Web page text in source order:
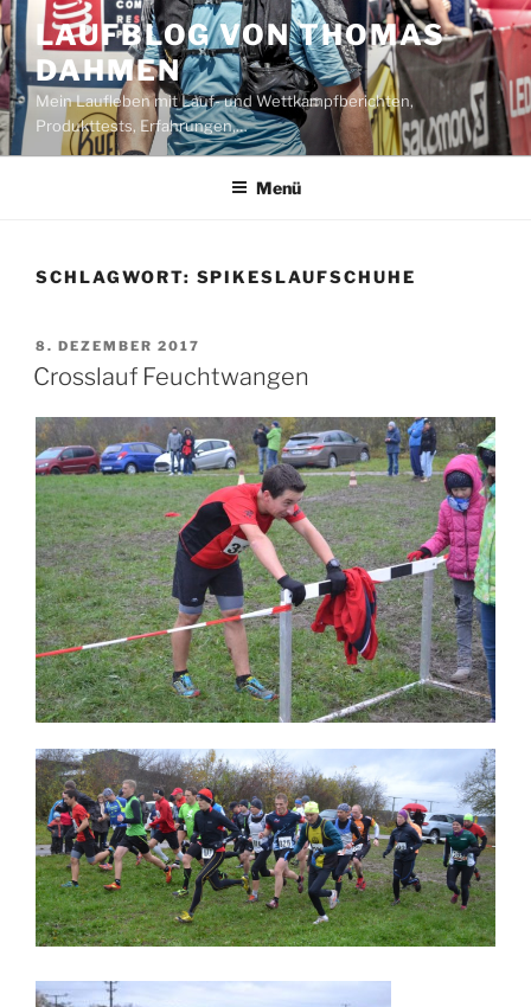
Zum
Inhalt
springen
LAUFBLOG VON THOMAS
DAHMEN
Mein Laufleben mit Lauf- und Wettkampfberichten,
Produkttests, Erfahrungen,…
Menü
SCHLAGWORT: SPIKESLAUFSCHUHE
VERÖFFENTLICHT
AM
8. DEZEMBER 2017
Crosslauf Feuchtwangen